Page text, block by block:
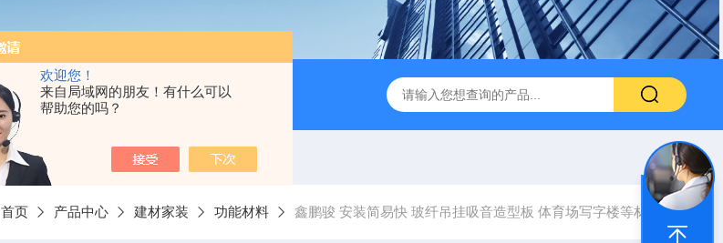
欢迎您！
来自局域网的朋友！有什么可以
帮助您的吗？
岩棉吸音板（吊顶专用装饰材料） 600*600 600*1200鑫鹏骏 岩棉天花板 防火抗下陷 吸音吊顶 玻纤
首页 产品中心 建材家装 功能材料 鑫鹏骏 安装简易快 玻纤吊挂吸音造型板 体育场写字楼等材料